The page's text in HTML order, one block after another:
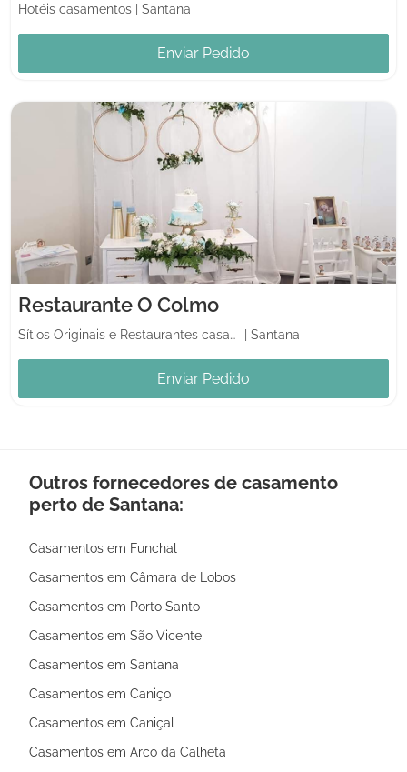
Hotéis casamentos Santana
Enviar Pedido
Restaurante O Colmo
Sítios Originais e Restaurantes casamentos Santana
Enviar Pedido
Outros fornecedores de casamento
perto de Santana:
Casamentos em Funchal
Casamentos em Câmara de Lobos
Casamentos em Porto Santo
Casamentos em São Vicente
Casamentos em Santana
Casamentos em Caniço
Casamentos em Caniçal
Casamentos em Arco da Calheta